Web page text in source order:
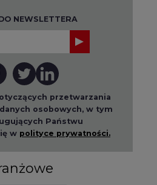
NEWSLETTERA
przetwarzania
osobowych, w tym
Państwu
w polityce prywatności.